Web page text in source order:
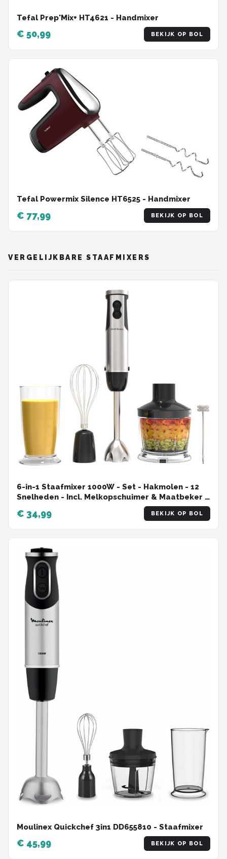
Tefal Prep'Mix+ HT4621 - Handmixer
€ 50,99 BEKIJK OP BOL
Tefal Powermix Silence HT6525 - Handmixer
€ 77,99 BEKIJK OP BOL
VERGELIJKBARE STAAFMIXERS
6-in-1 Staafmixer 1000W - Set - Hakmolen - 12
Snelheden - Incl. Melkopschuimer & Maatbeker -
€ 34,99 BEKIJK OP BOL
Moulinex Quickchef 3in1 DD655810 - Staafmixer
€ 45,99 BEKIJK OP BOL